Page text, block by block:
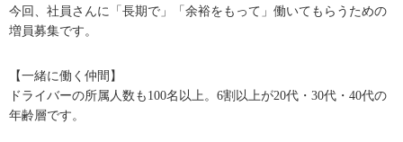
今回、社員さんに「長期で」「余裕をもって」働いてもらうための
増員募集です。
【一緒に働く仲間】
ドライバーの所属人数も100名以上。6割以上が20代・30代・40代の
年齢層です。